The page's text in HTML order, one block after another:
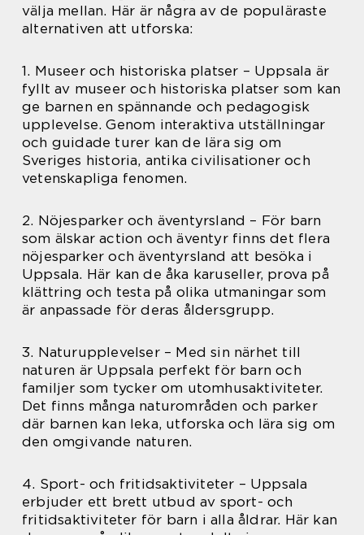
välja mellan. Här är några av de populäraste
alternativen att utforska:
1. Museer och historiska platser – Uppsala är
fyllt av museer och historiska platser som kan
ge barnen en spännande och pedagogisk
upplevelse. Genom interaktiva utställningar
och guidade turer kan de lära sig om
Sveriges historia, antika civilisationer och
vetenskapliga fenomen.
2. Nöjesparker och äventyrsland – För barn
som älskar action och äventyr finns det flera
nöjesparker och äventyrsland att besöka i
Uppsala. Här kan de åka karuseller, prova på
klättring och testa på olika utmaningar som
är anpassade för deras åldersgrupp.
3. Naturupplevelser – Med sin närhet till
naturen är Uppsala perfekt för barn och
familjer som tycker om utomhusaktiviteter.
Det finns många naturområden och parker
där barnen kan leka, utforska och lära sig om
den omgivande naturen.
4. Sport- och fritidsaktiviteter – Uppsala
erbjuder ett brett utbud av sport- och
fritidsaktiviteter för barn i alla åldrar. Här kan